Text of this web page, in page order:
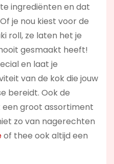
ingrediënten en dat
je nou kiest voor de
roll, ze laten het je
gesmaakt heeft!
en laat je
van de kok die jouw
bereidt. Ook de
groot assortiment
zo van nagerechten
of thee ook altijd een